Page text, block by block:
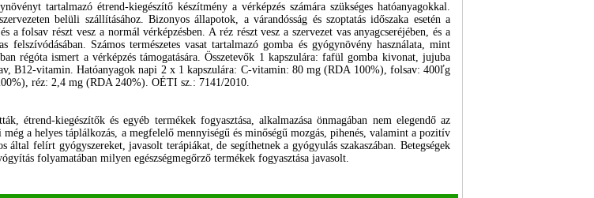
tartalmazó étrend-kiegészítő készítmény a vérképzés számára szükséges hatóanyagokkal.
belüli szállításához. Bizonyos állapotok, a várandósság és szoptatás időszaka esetén a
a folsav részt vesz a normál vérképzésben. A réz részt vesz a szervezet vas anyagcseréjében, és a
Számos természetes vasat tartalmazó gomba és gyógynövény használata, mint
régóta ismert a vérképzés támogatására. Összetevők 1 kapszulára: fafül gomba kivonat, jujuba
B12-vitamin. Hatóanyagok napi 2 x 1 kapszulára: C-vitamin: 80 mg (RDA 100%), folsav: 400ľg
réz: 2,4 mg (RDA 240%). OÉTI sz.: 7141/2010.
étrend-kiegészítők és egyéb termékek fogyasztása, alkalmazása önmagában nem elegendő az
még a helyes táplálkozás, a megfelelő mennyiségű és minőségű mozgás, pihenés, valamint a pozitív
felírt gyógyszereket, javasolt terápiákat, de segíthetnek a gyógyulás szakaszában. Betegségek
folyamatában milyen egészségmegőrző termékek fogyasztása javasolt.